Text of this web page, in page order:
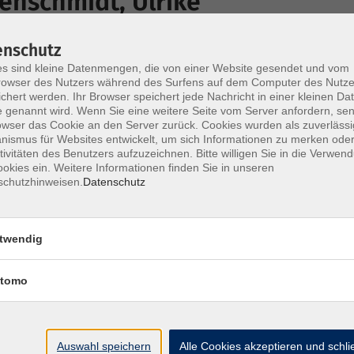
staatl. gepr. Betriebswirtin
langjährige Erfahrung als
Di.
Do.
sind kleine Datenmengen, die von einer Website gesendet und vom
des Nutzers während des Surfens auf dem Computer des
werden. Ihr Browser speichert jede Nachricht in einer kleinen
genannt wird. Wenn Sie eine weitere Seite vom Server anfordern,
das Cookie an den Server zurück. Cookies wurden als
für Websites entwickelt, um sich Informationen zu merken
des Benutzers aufzuzeichnen. Bitte willigen Sie in die
ein. Weitere Informationen finden Sie in unseren
Datenschutz
Auswahl speichern Alle Cookies akzeptieren und